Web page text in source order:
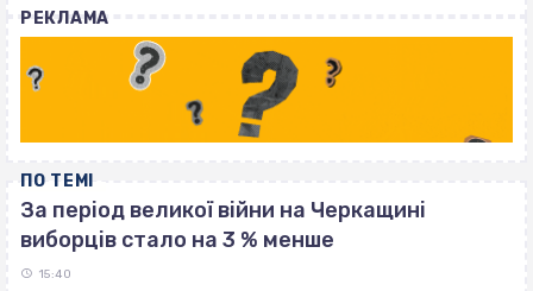
РЕКЛАМА
ПО ТЕМІ
За період великої війни на Черкащині
виборців стало на 3 % менше
15:40